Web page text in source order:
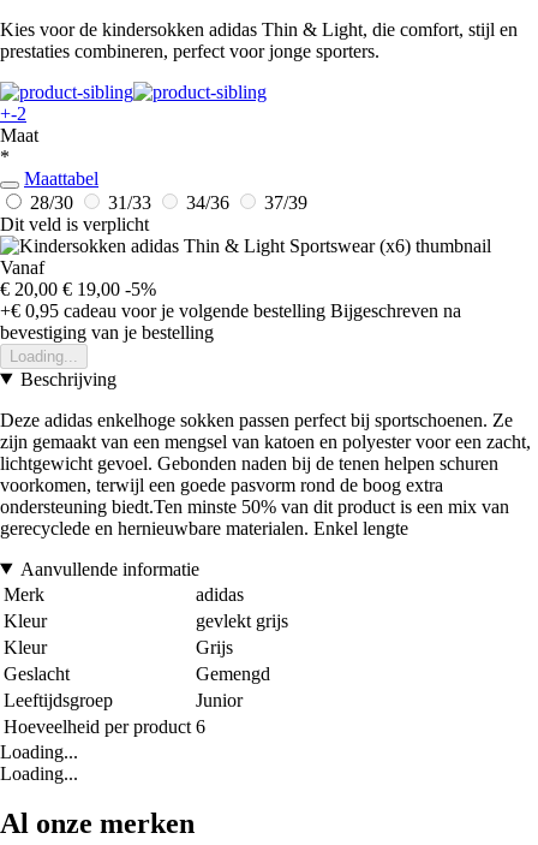
Kies voor de kindersokken adidas Thin & Light, die comfort, stijl en
prestaties combineren, perfect voor jonge sporters.
+-2
Maat
*
Maattabel
28/30
31/33 34/36
37/39
Dit veld is verplicht
Vanaf
€ 20,00 € 19,00 -5%
+€ 0,95 cadeau voor je volgende bestelling Bijgeschreven na
bevestiging van je bestelling
Loading...
Beschrijving
Deze adidas enkelhoge sokken passen perfect bij sportschoenen. Ze
zijn gemaakt van een mengsel van katoen en polyester voor een zacht,
lichtgewicht gevoel. Gebonden naden bij de tenen helpen schuren
voorkomen, terwijl een goede pasvorm rond de boog extra
ondersteuning biedt.Ten minste 50% van dit product is een mix van
gerecyclede en hernieuwbare materialen. Enkel lengte
Aanvullende informatie
Merk
adidas
Kleur
gevlekt grijs
Kleur
Grijs
Geslacht
Gemengd
Leeftijdsgroep
Junior
Hoeveelheid per product 6
Loading...
Loading...
Al onze merken